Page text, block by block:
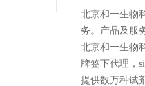
北京和一生物
务。产品及服
北京和一生物
牌签下代理，
提供数万种试